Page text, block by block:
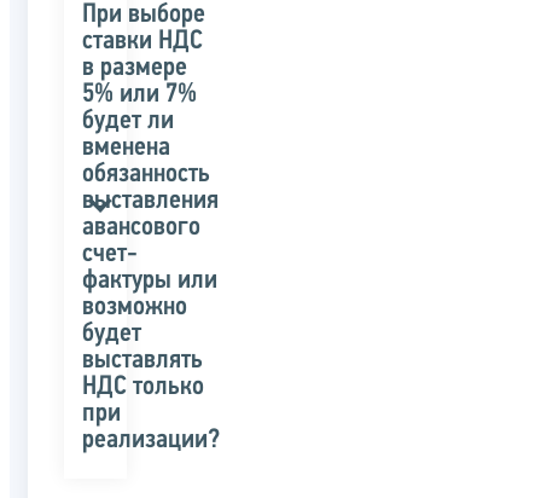
При выборе
ставки НДС
в размере
5% или 7%
будет ли
вменена
обязанность
выставления
авансового
счет-
фактуры или
возможно
будет
выставлять
НДС только
при
реализации?